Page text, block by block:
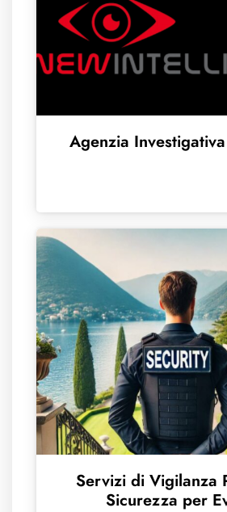
Agenzia
Servizi di Vigilanza
Sicurezza per